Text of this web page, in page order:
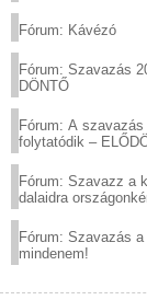
Fórum: Kávézó
Fórum: Szavazás
DÖNTŐ
Fórum: A szavazás
folytatódik –
Fórum: Szavazz a
dalaidra
Fórum: Szavazás a
mindenem!